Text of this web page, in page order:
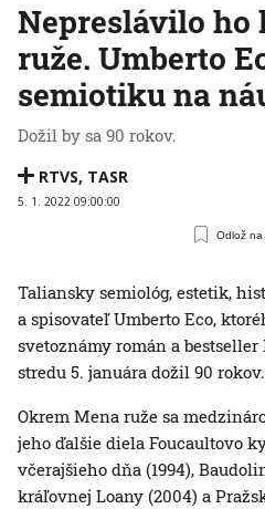
Nepreslávilo ho
ruže. Umberto
semiotiku na
Dožil by sa 90 rokov.
RTVS, TASR
5. 1. 2022 09:00:00
Odlož na
Taliansky semiológ, estetik,
a spisovateľ Umberto Eco,
svetoznámy román a bestseller
stredu 5. januára dožil 90 rokov.
Okrem Mena ruže sa
jeho ďalšie diela Foucaultovo
včerajšieho dňa (1994),
kráľovnej Loany (2004) a